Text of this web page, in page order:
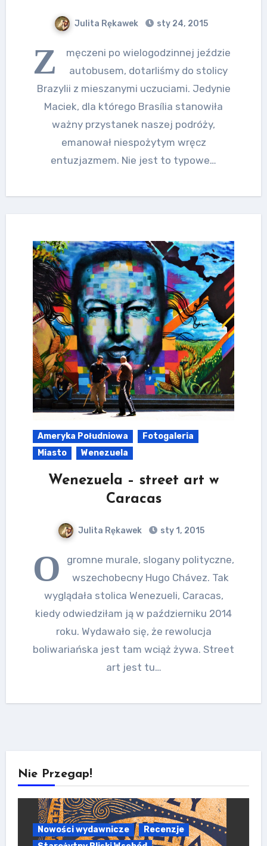
Julita Rękawek sty 24, 2015
Z
męczeni po wielogodzinnej jeździe
autobusem, dotarliśmy do stolicy
Brazylii z mieszanymi uczuciami. Jedynie
Maciek, dla którego Brasília stanowiła
ważny przystanek naszej podróży,
emanował niespożytym wręcz
entuzjazmem. Nie jest to typowe…
Ameryka Południowa
Fotogaleria
Miasto
Wenezuela
Wenezuela – street art w
Caracas
Julita Rękawek sty 1, 2015
O
gromne murale, slogany polityczne,
wszechobecny Hugo Chávez. Tak
wyglądała stolica Wenezueli, Caracas,
kiedy odwiedziłam ją w październiku 2014
roku. Wydawało się, że rewolucja
boliwariańska jest tam wciąż żywa. Street
art jest tu…
Nie Przegap!
Nowości wydawnicze
Recenzje